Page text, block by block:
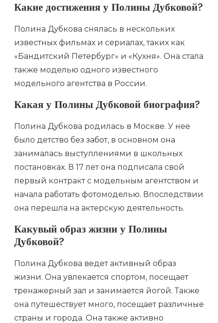
Какие достижения у Полины Дубковой?
Полина Дубкова снялась в нескольких
известных фильмах и сериалах, таких как
«Бандитский Петербург» и «Кухня». Она стала
также моделью одного известного
модельного агентства в России.
Какая у Полины Дубковой биография?
Полина Дубкова родилась в Москве. У нее
было детство без забот, в основном она
занималась выступлениями в школьных
постановках. В 17 лет она подписала свой
первый контракт с модельным агентством и
начала работать фотомоделью. Впоследствии
она перешла на актерскую деятельность.
Какувый образ жизни у Полины
Дубковой?
Полина Дубкова ведет активный образ
жизни. Она увлекается спортом, посещает
тренажерный зал и занимается йогой. Также
она путешествует много, посещает различные
страны и города. Она также активно